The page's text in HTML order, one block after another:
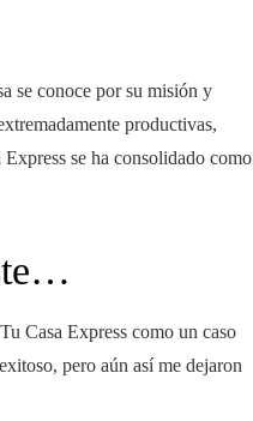
se conoce por su misión y
productivas,
se ha consolidado como
Casa Express como un caso
pero aún así me dejaron